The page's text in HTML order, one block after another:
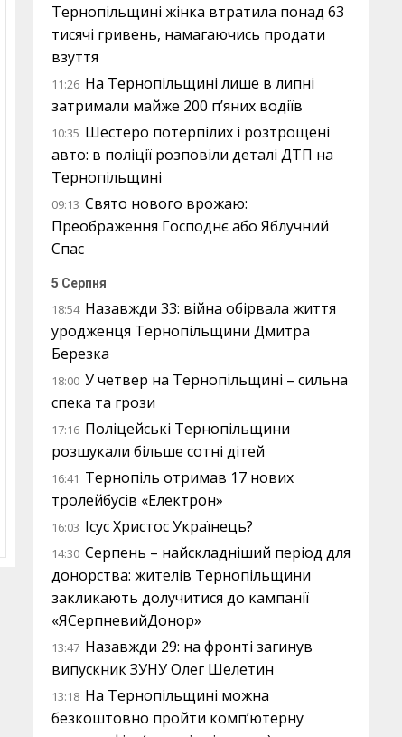
Тернопільщині жінка втратила понад 63
тисячі гривень, намагаючись продати
взуття
11:26 На Тернопільщині лише в липні
затримали майже 200 п’яних водіїв
10:35 Шестеро потерпілих і розтрощені
авто: в поліції розповіли деталі ДТП на
Тернопільщині
09:13 Свято нового врожаю:
Преображення Господнє або Яблучний
Спас
5 Серпня
18:54 Назавжди 33: війна обірвала життя
уродженця Тернопільщини Дмитра
Березка
18:00 У четвер на Тернопільщині – сильна
спека та грози
17:16 Поліцейські Тернопільщини
розшукали більше сотні дітей
16:41 Тернопіль отримав 17 нових
тролейбусів «Електрон»
16:03 Ісус Христос Українець?
14:30 Серпень – найскладніший період для
донорства: жителів Тернопільщини
закликають долучитися до кампанії
«ЯСерпневийДонор»
13:47 Назавжди 29: на фронті загинув
випускник ЗУНУ Олег Шелетин
13:18 На Тернопільщині можна
безкоштовно пройти комп’ютерну